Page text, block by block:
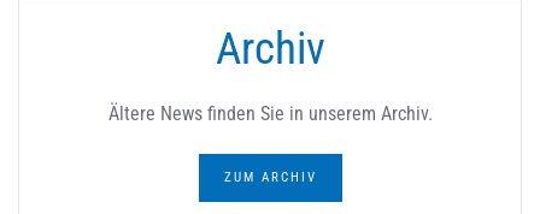
Archiv
Ältere News finden Sie in unserem Archiv.
ZUM ARCHIV